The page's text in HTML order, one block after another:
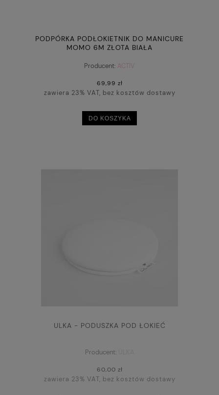
PODPÓRKA PODŁOKIETNIK DO MANICURE
MOMO 6M ZŁOTA BIAŁA
Producent: ACTIV
69,99 zł
zawiera 23% VAT, bez kosztów dostawy
DO KOSZYKA
ULKA - PODUSZKA POD ŁOKIEĆ
Producent:
60,00 zł
zawiera 23% VAT, bez kosztów dostawy